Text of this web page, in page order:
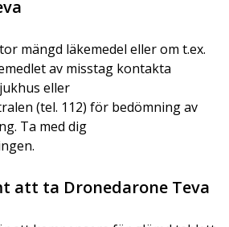
mängd läkemedel eller om t.ex.
av misstag kontakta
eller
(tel. 112) för bedömning av
Ta med dig
att ta Dronedarone Teva